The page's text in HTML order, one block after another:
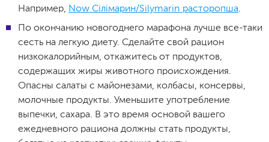
Например, Now Сілімарин/Silymarin расторопша.
По окончанию новогоднего марафона лучше все-таки
сесть на легкую диету. Сделайте свой рацион
низкокалорийным, откажитесь от продуктов,
содержащих жиры животного происхождения.
Опасны салаты с майонезами, колбасы, консервы,
молочные продукты. Уменьшите употребление
выпечки, сахара. В это время основой вашего
ежедневного рациона должны стать продукты,